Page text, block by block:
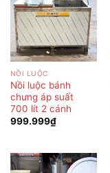
NỒI LUỘC
Nồi luộc bánh
chưng áp suất
700 lít 2 cánh
999.999₫